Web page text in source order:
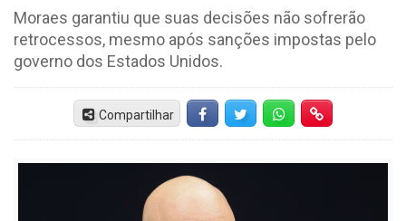
Moraes garantiu que suas decisões não sofrerão
retrocessos, mesmo após sanções impostas pelo
governo dos Estados Unidos.
Compartilhar FacebookTwitter Whatsapp